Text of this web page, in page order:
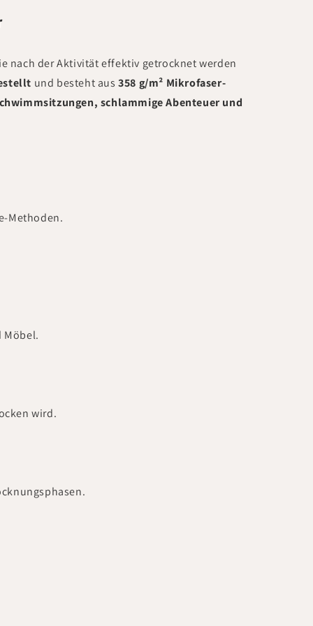
nach der Aktivität effektiv getrocknet werden
und besteht aus358 g/m² Mikrofaser-
schlammige Abenteuer und
Methoden.
Möbel.
wird.